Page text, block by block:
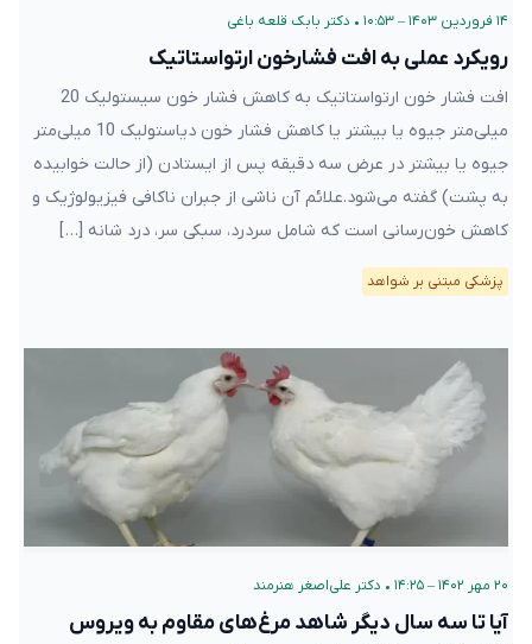
۱۴ فروردین ۱۴۰۳ – ۱۰:۵۳ • دکتر بابک قلعه‌ باغی
رویکرد عملی به افت فشارخون ارتواستاتیک
افت فشار خون ارتواستاتیک به کاهش فشار خون سیستولیک 20
میلی‌متر جیوه یا بیشتر یا کاهش فشار خون دیاستولیک 10 میلی‌متر
جیوه یا بیشتر در عرض سه دقیقه پس از ایستادن (از حالت خوابیده
به پشت) گفته می‌شود.علائم آن ناشی از جبران ناکافی فیزیولوژیک و
کاهش خون‌رسانی است که شامل سردرد، سبکی سر، درد شانه […]
پزشکی مبتنی بر شواهد
۲۰ مهر ۱۴۰۲ – ۱۴:۲۵ • دکتر علی‌اصغر هنرمند
آیا تا سه سال دیگر شاهد مرغ‌های مقاوم به ویروس